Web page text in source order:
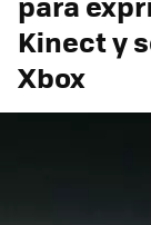
Kinect y
Xbox